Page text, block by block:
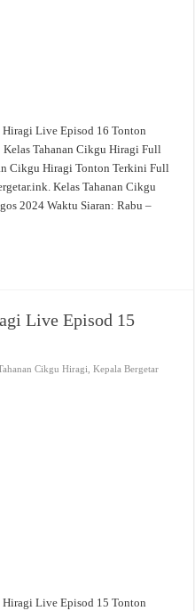
Hiragi Live Episod 16 Tonton
Tahanan Cikgu Hiragi Full
Cikgu Hiragi Tonton Terkini Full
Kelas Tahanan Cikgu
2024 Waktu Siaran: Rabu –
Live Episod 15
Cikgu Hiragi ,Kepala Bergetar
Hiragi Live Episod 15 Tonton